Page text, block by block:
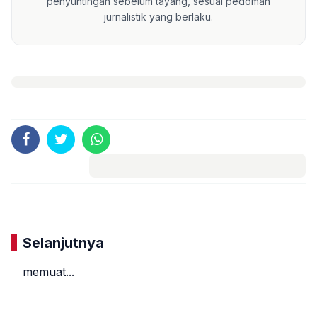
jurnalistik yang berlaku.
Selanjutnya
memuat...